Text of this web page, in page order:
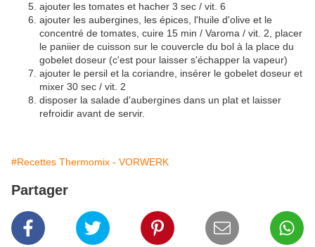
ajouter les tomates et hacher 3 sec / vit. 6
ajouter les aubergines, les épices, l'huile d'olive et le
concentré de tomates, cuire 15 min / Varoma / vit. 2, placer
le paniier de cuisson sur le couvercle du bol à la place du
gobelet doseur (c'est pour laisser s'échapper la vapeur)
ajouter le persil et la coriandre, insérer le gobelet doseur et
mixer 30 sec / vit. 2
disposer la salade d'aubergines dans un plat et laisser
refroidir avant de servir.
#Recettes Thermomix - VORWERK
Partager